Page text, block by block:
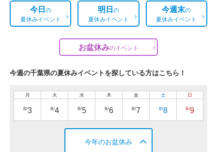
今日の
夏休みイベント
明日の
夏休みイベント
今週末の
夏休みイベント
お盆休みのイベント
今週の千葉県の夏休みイベントを探している方はこちら！
月
8/3
火
8/4
水
8/5
木
8/6
金
8/7
土
8/8
日
8/9
今年のお盆休み